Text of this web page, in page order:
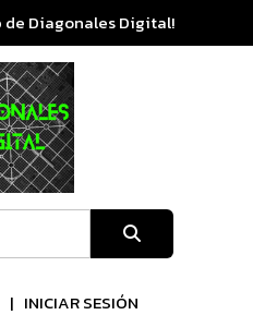
de Diagonales Digital!
INICIAR SESIÓN